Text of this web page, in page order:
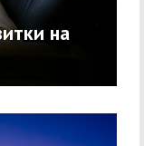
на